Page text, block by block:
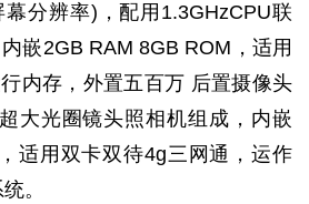
分辨率)，配用1.3GHzCPU联
嵌2GB RAM 8GB ROM，适用
内存，外置五百万 后置摄像头
大光圈镜头照相机组成，内嵌
适用双卡双待4g三网通，运作
。